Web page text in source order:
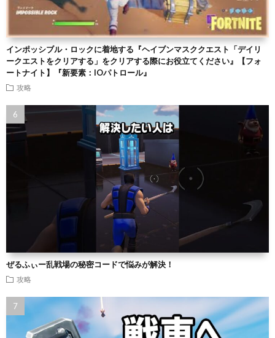
インポッシブル・ロックに着地する『ヘイブンマスククエスト「デイリ
ークエストをクリアする」をクリアする際にお役立てください』【フォ
ートナイト】『新要素：IOパトロール』
攻略
ぜるふぃー乱戦場の秘密コードで悩みが解決！
攻略